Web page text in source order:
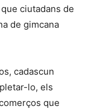
ciutadans de
de gimcana
cadascun
lo, els
que